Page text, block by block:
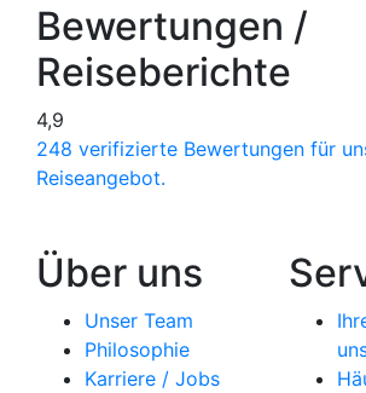
Bewertungen /
Reiseberichte
4,9
248 verifizierte Bewertungen für
Reiseangebot.
Über uns
Unser Team
Philosophie
Karriere / Jobs